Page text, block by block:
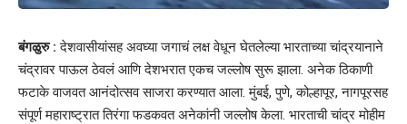
बंगळुरु : देशवासीयांसह अवघ्या जगाचं लक्ष वेधून घेतलेल्या भारताच्या चांद्रयानाने
चंद्रावर पाऊल ठेवलं आणि देशभरात एकच जल्लोष सुरू झाला. अनेक ठिकाणी
फटाके वाजवत आनंदोत्सव साजरा करण्यात आला. मुंबई, पुणे, कोल्हापूर, नागपूरसह
संपूर्ण महाराष्ट्रात तिरंगा फडकवत अनेकांनी जल्लोष केला. भारताची चांद्र मोहीम